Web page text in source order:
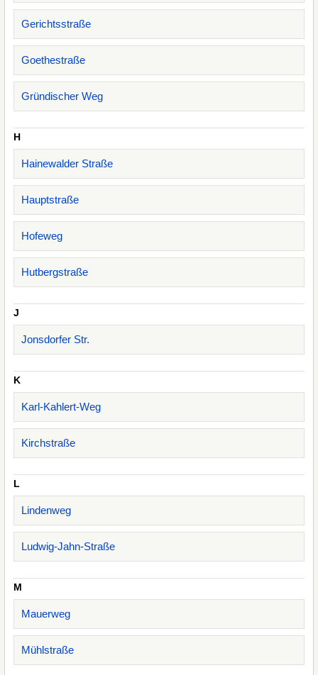
Gerichtsstraße
Goethestraße
Gründischer Weg
H
Hainewalder Straße
Hauptstraße
Hofeweg
Hutbergstraße
J
Jonsdorfer Str.
K
Karl-Kahlert-Weg
Kirchstraße
L
Lindenweg
Ludwig-Jahn-Straße
M
Mauerweg
Mühlstraße